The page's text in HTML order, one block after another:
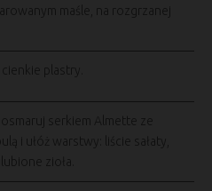
maśle, na rozgrzanej
plastry.
serkiem Almette ze
i ułóż warstwy: liście sałaty,
zioła.